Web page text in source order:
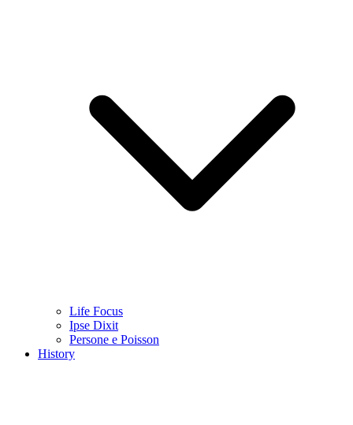
Life Focus
Ipse Dixit
Persone e Poisson
History